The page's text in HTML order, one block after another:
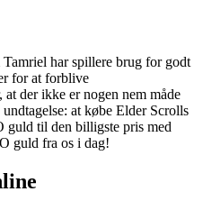
har spillere brug for godt
for at forblive
der ikke er nogen nem måde
at købe Elder Scrolls
guld til den billigste pris med
guld fra os i dag!